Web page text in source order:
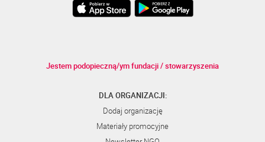
Jestem podopieczną/ym fundacji / stowarzyszenia
DLA ORGANIZACJI:
Dodaj organizację
Materiały promocyjne